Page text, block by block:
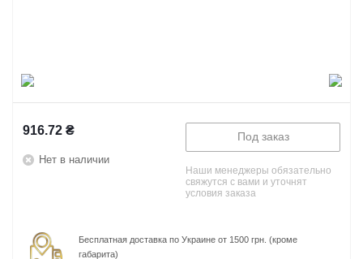
916.72 ₴
Нет в наличии
Под заказ
Наши менеджеры обязательно
свяжутся с вами и уточнят
условия заказа
Бесплатная доставка по Украине от 1500 грн. (кроме
габарита)